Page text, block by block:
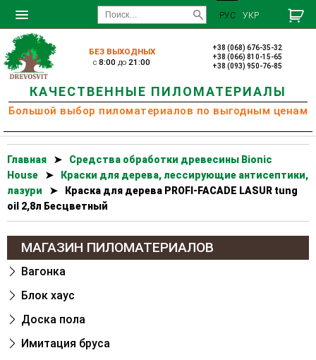
РУС УКР
БЕЗ ВЫХОДНЫХ
c8:00 до21:00
+38 (068) 676-35-32
+38 (066) 810-15-65
+38 (093) 950-76-85
КАЧЕСТВЕННЫЕ ПИЛОМАТЕРИАЛЫ
Большой выбор пиломатериалов по выгодным ценам
Главная ➤
Cредства обработки древесины Bionic
House
➤
Краски для дерева, лессирующие антисептики,
лазури
➤
Краска для дерева PROFI-FACADE LASUR tung
oil 2,8л Бесцветный
МАГАЗИН ПИЛОМАТЕРИАЛОВ
Вагонка
Блок хаус
Доска пола
Имитация бруса